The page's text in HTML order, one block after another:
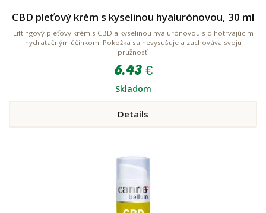
CBD pleťový krém s kyselinou hyalurónovou, 30 ml
Liftingový pleťový krém s CBD a kyselinou hyalurónovou s dlhotrvajúcim
hydratačným účinkom. Pokožka sa nevysušuje a zachováva svoju
pružnosť.
6.43 €
Skladom
Details